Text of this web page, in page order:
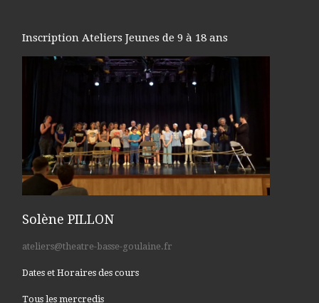
Inscription Ateliers Jeunes de 9 à 18 ans
Solène PILLON
ateliers@theatre-basse-goulaine.fr
Dates et Horaires des cours
Tous les mercredis